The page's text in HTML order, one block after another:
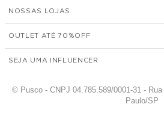
NOSSAS LOJAS
OUTLET ATÉ 70%
SEJA UMA INFLUENCER
© Pusco - CNPJ 04.785.589/0001-31 -
Paulo/SP